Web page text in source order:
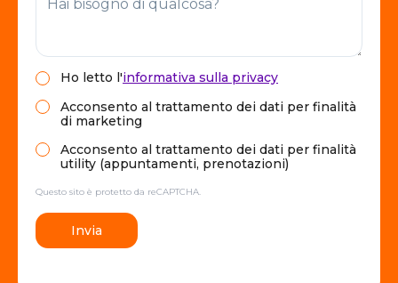
Ho letto l'informativa sulla privacy
Acconsento al trattamento dei dati per finalità
di marketing
Acconsento al trattamento dei dati per finalità
utility (appuntamenti, prenotazioni)
Questo sito è protetto da reCAPTCHA.
Invia